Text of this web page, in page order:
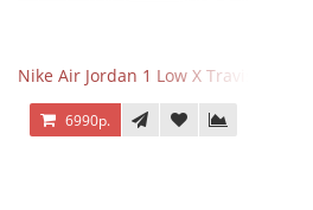
Nike Air Jordan 1 Low X Travis Scott
6990р.